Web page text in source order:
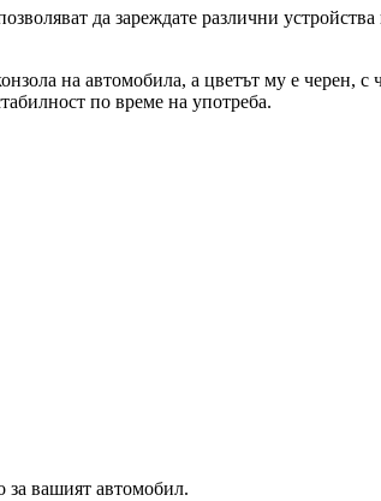
да зареждате различни
на автомобила, а цветът му е
по време на употреба.
за вашият автомобил.